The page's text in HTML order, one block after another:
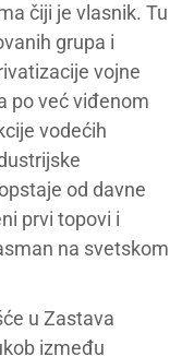
čiji je vlasnik. Tu
grupa i
vojne
po već viđenom
vodećih
od davne
prvi topovi i
na svetskom
u Zastava
između